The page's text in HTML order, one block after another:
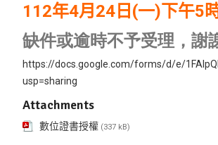
112年4月24日(一)下午5
缺件或逾時不予受理，謝
https://docs.google.com/forms/d/e/
usp=sharing
Attachments
數位證書授權 (337 kB)